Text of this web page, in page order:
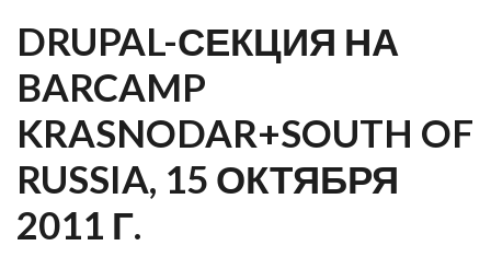
DRUPAL-СЕКЦИЯ НА
BARCAMP
KRASNODAR+SOUTH OF
RUSSIA, 15 ОКТЯБРЯ
2011 Г.